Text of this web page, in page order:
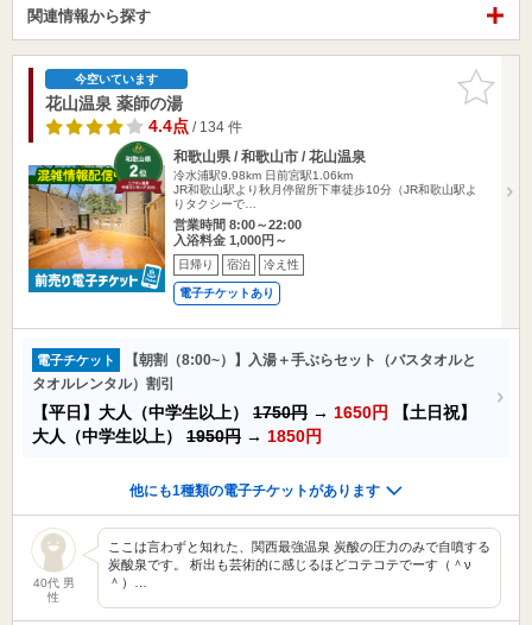
関連情報から探す
お気に入
りに追加
今空いています
花山温泉 薬師の湯
4.4点/ 134 件
和歌山県 / 和歌山市 / 花山温泉
冷水浦駅9.98km 日前宮駅1.06km
JR和歌山駅より秋月停留所下車徒歩10分（JR和歌山駅よ
りタクシーで…
営業時間 8:00～22:00
入浴料金 1,000円～
日帰り 宿泊 冷え性
電子チケットあり
電子チケット
【朝割（8:00~）】入湯＋手ぶらセット（バスタオルと
タオルレンタル）割引
【平日】大人（中学生以上） 1750円 → 1650円
【土日祝】
大人（中学生以上） 1950円 → 1850円
他にも1種類の電子チケットがあります
40代 男
性
ここは言わずと知れた、関西最強温泉 炭酸の圧力のみで自噴する
炭酸泉です。 析出も芸術的に感じるほどコテコテでーす（＾ν
＾）…